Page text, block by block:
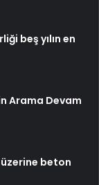
beş yılın en
Arama Devam
üzerine beton